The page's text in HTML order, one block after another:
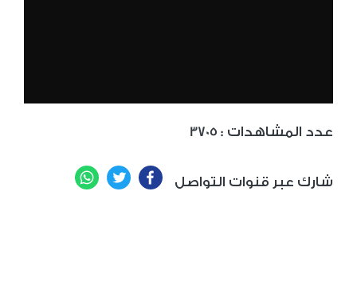
3705 : عدد المشاهدات
شارك عبر قنوات التواصل Facebook
Twitter